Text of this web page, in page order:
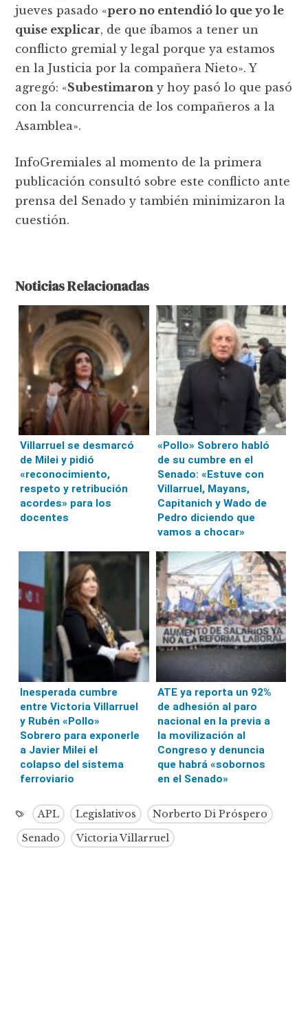
jueves pasado «pero no entendió lo que yo le
quise explicar, de que íbamos a tener un
conflicto gremial y legal porque ya estamos
en la Justicia por la compañera Nieto». Y
agregó: «Subestimaron y hoy pasó lo que pasó
con la concurrencia de los compañeros a la
Asamblea».
InfoGremiales al momento de la primera
publicación consultó sobre este conflicto ante
prensa del Senado y también minimizaron la
cuestión.
Noticias Relacionadas
Villarruel se desmarcó
de Milei y pidió
«reconocimiento,
respeto y retribución
acordes» para los
docentes
«Pollo» Sobrero habló
de su cumbre en el
Senado: «Estuve con
Villarruel, Mayans,
Capitanich y Wado de
Pedro diciendo que
vamos a chocar»
Inesperada cumbre
entre Victoria Villarruel
y Rubén «Pollo»
Sobrero para exponerle
a Javier Milei el
colapso del sistema
ferroviario
ATE ya reporta un 92%
de adhesión al paro
nacional en la previa a
la movilización al
Congreso y denuncia
que habrá «sobornos
en el Senado»
APL Legislativos
Norberto Di Próspero
Senado
Victoria Villarruel